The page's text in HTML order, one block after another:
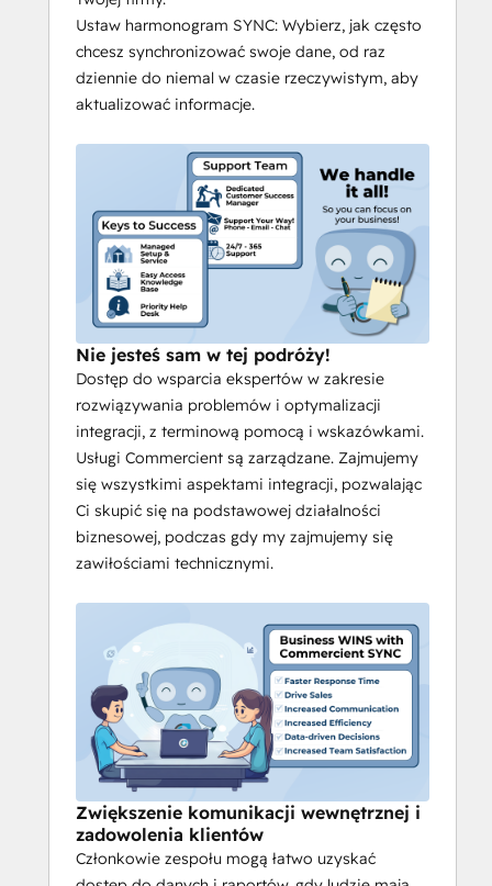
Ustaw harmonogram SYNC: Wybierz, jak często
chcesz synchronizować swoje dane, od raz
dziennie do niemal w czasie rzeczywistym, aby
aktualizować informacje.
Nie jesteś sam w tej podróży!
Dostęp do wsparcia ekspertów w zakresie
rozwiązywania problemów i optymalizacji
integracji, z terminową pomocą i wskazówkami.
Usługi Commercient są zarządzane. Zajmujemy
się wszystkimi aspektami integracji, pozwalając
Ci skupić się na podstawowej działalności
biznesowej, podczas gdy my zajmujemy się
zawiłościami technicznymi.
Zwiększenie komunikacji wewnętrznej i
zadowolenia klientów
Członkowie zespołu mogą łatwo uzyskać